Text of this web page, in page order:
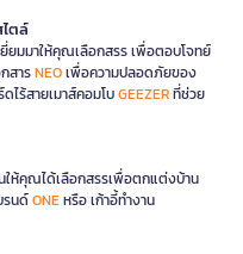
ตล์
มมาให้คุณเลือกสรร เพื่อตอบโจทย์
สารNEOเพื่อความปลอดภัยของ
ไร้สายเมาส์คอมโบGEEZERที่ช่วย
ห้คุณได้เลือกสรรเพื่อตกแต่งบ้าน
รนด์ONEหรือ เก้าอี้ทำงาน